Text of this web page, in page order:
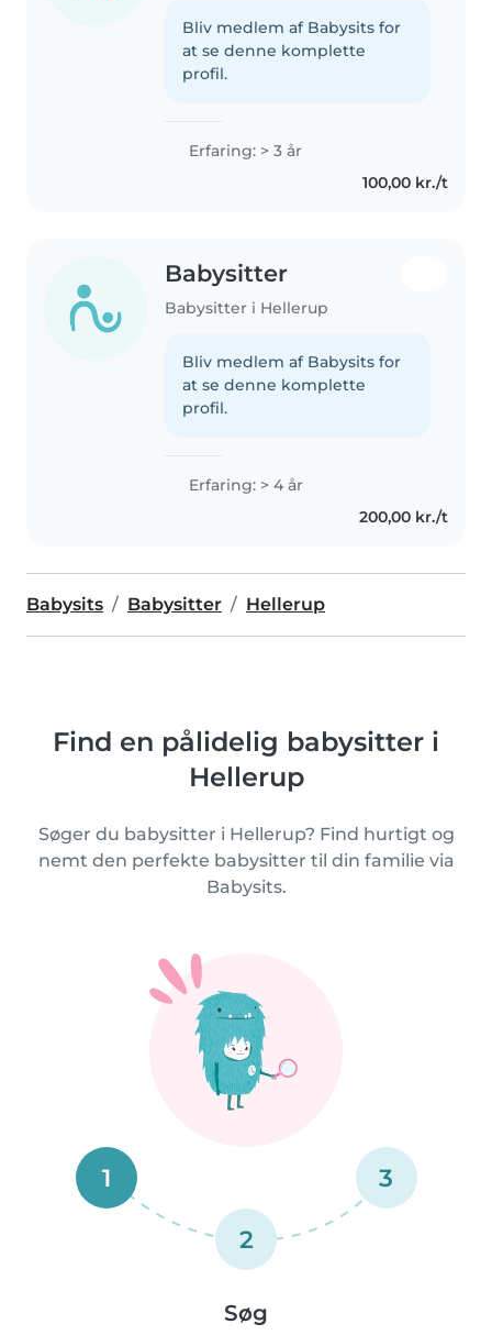
Bliv medlem af Babysits for
at se denne komplette
profil.
Erfaring: > 3 år
100,00 kr./t
Babysitter
Babysitter i Hellerup
Bliv medlem af Babysits for
at se denne komplette
profil.
Erfaring: > 4 år
200,00 kr./t
Babysits Babysitter Hellerup
Find en pålidelig babysitter i
Hellerup
Søger du babysitter i Hellerup? Find hurtigt og
nemt den perfekte babysitter til din familie via
Babysits.
1
2
3
Søg